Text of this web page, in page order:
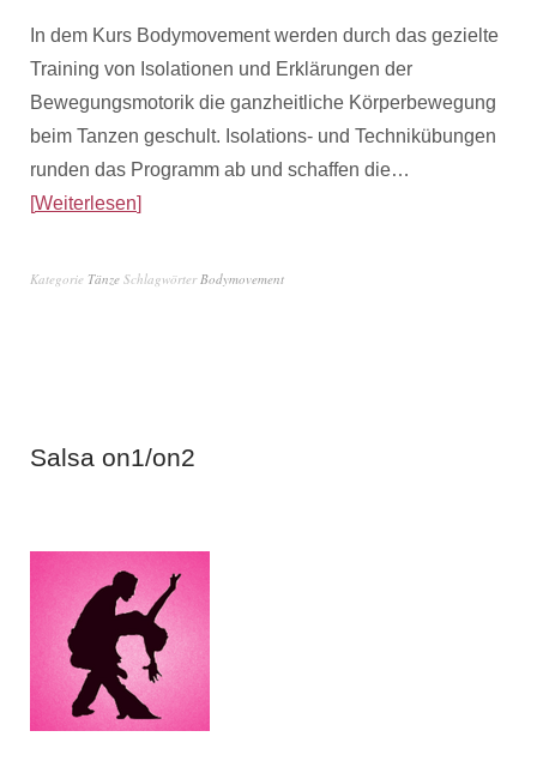
In dem Kurs Bodymovement werden durch das gezielte
Training von Isolationen und Erklärungen der
Bewegungsmotorik die ganzheitliche Körperbewegung
beim Tanzen geschult. Isolations- und Technikübungen
runden das Programm ab und schaffen die…
Weiterlesen
Kategorie Tänze SchlagwörterBodymovement
Salsa on1/on2